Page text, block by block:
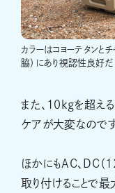
カラーはコヨーテタンと
脇）にあり視認性良好だ
また、10kgを超え
ケアが大変なので
ほかにもAC、DC（
取り付けることで